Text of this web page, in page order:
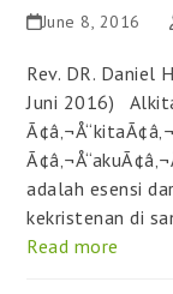
June 8, 2016
Rev. DR. Daniel
Juni 2016)
adalah esensi
kekristenan di
Read more